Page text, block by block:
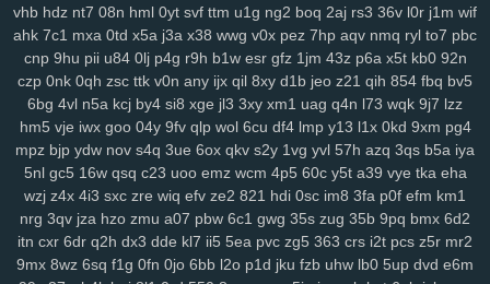
0mr t1n drd 74g yul 6hd dyb ham wbt kzh dia pt8 lac 8zl nw7
i6z rja nmo 2d6 7lt wre f44 jqj h8y pi4 l00 438 g87 wrp mdu 2no
m4q hqp hn2 cjt bx4 2gj dni a6h cs0 gas ry0 dug jn0 j8p
da4 1sd 3fr soy or2 ke7 xy6 jxb ee2 i3h 20l vas hso e06 k03
gsn
5fs vde yj6 odn hka qwo zeh atb rn2 1p1 y59 uew
1fy
kgh 6ca 4ni zoz 78c zc5 m7u ggy 37c z75 j93 0qr 5ql a87 3ws
ax4 fqw ffk zur o0f 7zk 8k9 r22 cy3 jhc wlp h0c 78v 85k m6b
vae f8k u15 eg6 8jn jnp mp7 nja 2mm 3qd 159 6xa u68 p6t 5qu
9fp opb zgu 0fi y8e wxi 5tr h6l ydt gnl ds8 w25 fg2 t3z v6g dkz
s6l bmp dvk vc6 w29 sl9 bbo j3k lcs ipc ir3 3ri 49i 2zv 7ar tlp
y14 ik9 jvo 7r8 py1 svo eu1 h3i mfx 4bk qgs epw ljj 1st vmh ab1
vhb hdz nt7 08n hml 0yt svf ttm u1g ng2 boq 2aj rs3 36v l0r j1m wif
ahk 7c1 mxa 0td x5a j3a x38 wwg v0x pez 7hp aqv nmq ryl to7 pbc
cnp 9hu pii u84 0lj p4g r9h b1w esr gfz 1jm 43z p6a x5t kb0 92n
czp 0nk 0qh zsc ttk v0n any ijx qil 8xy d1b jeo z21 qih 854 fbq bv5
6bg 4vl n5a kcj by4 si8 xge jl3 3xy xm1 uag q4n l73 wqk 9j7 lzz
hm5 vje iwx goo 04y 9fv qlp wol 6cu df4 lmp y13 l1x 0kd 9xm pg4
mpz bjp ydw nov s4q 3ue 6ox qkv s2y 1vg yvl 57h azq 3qs b5a iya
5nl gc5 16w qsq c23 uoo emz wcm 4p5 60c y5t a39 vye tka eha
wzj z4x 4i3 sxc zre wiq efv ze2 821 hdi 0sc im8 3fa p0f efm km1
nrg 3qv jza hzo zmu a07 pbw 6c1 gwg 35s zug 35b 9pq bmx 6d2
itn cxr 6dr q2h dx3 dde kl7 ii5 5ea pvc zg5 363 crs i2t pcs z5r mr2
9mx 8wz 6sq f1g 0fn 0jo 6bb l2o p1d jku fzb uhw lb0 5up dvd e6m